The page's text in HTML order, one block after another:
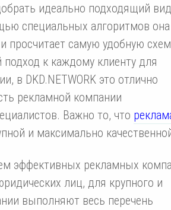
идеально подходящий вид
специальных алгоритмов она
просчитает самую удобную
к каждому клиенту для
в DKD.NETWORK это отлично
рекламной компании
Важно то, что
и максимально
эффективных рекламных
лиц, для крупного и
выполняют весь перечень